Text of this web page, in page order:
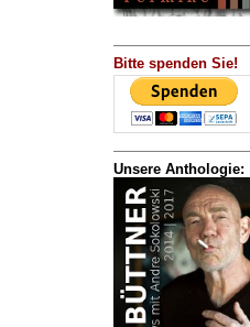
Bitte spenden Sie!
Unsere Anthologie: